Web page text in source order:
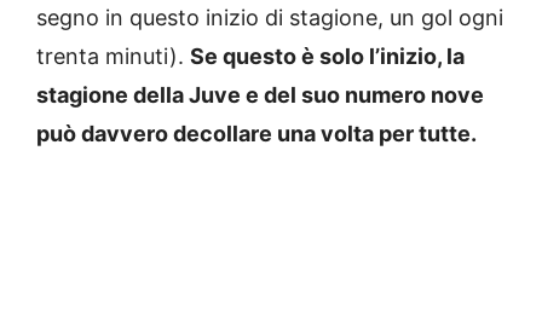
segno in questo inizio di stagione, un gol ogni
trenta minuti). Se questo è solo l’inizio, la
stagione della Juve e del suo numero nove
può davvero decollare una volta per tutte.